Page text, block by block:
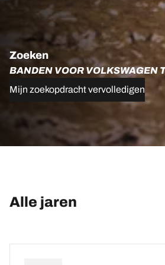
Zoeken
BANDEN VOOR VOLKSWAGEN
Mijn zoekopdracht vervolledigen
Alle jaren